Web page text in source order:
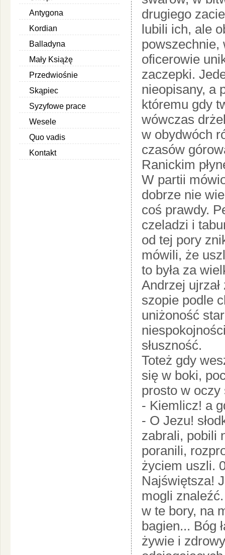
Antygona
Kordian
Balladyna
Mały Książę
Przedwiośnie
Skąpiec
Syzyfowe prace
Wesele
Quo vadis
Kontakt
drugiego
lubili ich, ale
powszechnie,
oficerowie
zaczepki.
nieopisany, a
któremu gdy
wówczas
w obydwóch
czasów
Ranickim
W partii
dobrze nie
coś prawdy.
czeladzi i
od tej pory
mówili, że
to była za
Andrzej
szopie podle
uniżoność
słuszność.
Toteż gdy
się w boki,
prosto w oczy
- Kiemlicz! a
- O Jezu!
zabrali, pobili
poranili,
życiem uszli.
Najświętsza!
mogli
w te bory, na
bagien... Bóg
żywie i